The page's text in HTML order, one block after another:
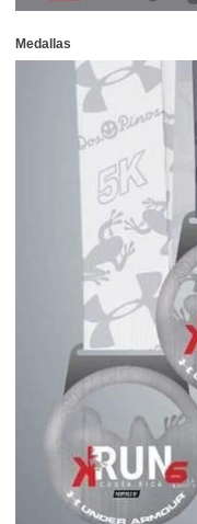
Medallas